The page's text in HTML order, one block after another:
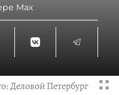
Max
Деловой Петербург